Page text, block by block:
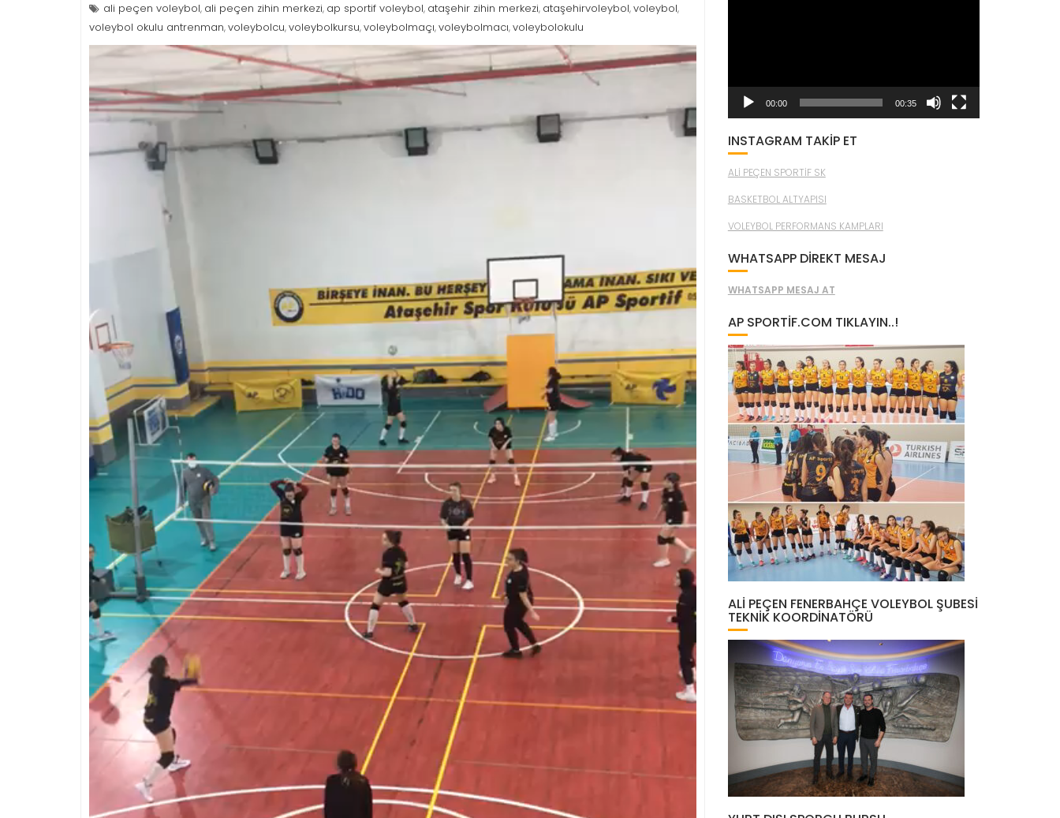
ali peçen voleybol, ali peçen zihin merkezi, ap sportif voleybol, ataşehir zihin merkezi, ataşehirvoleybol,voleybol,
voleybol okulu antrenman,voleybolcu,voleybolkursu,voleybolmaçı,voleybolmacı,voleybolokulu
00:00 00:35
INSTAGRAM TAKİP ET
ALİ PEÇEN SPORTİF SK
BASKETBOL ALTYAPISI
VOLEYBOL PERFORMANS KAMPLARI
WHATSAPP DİREKT MESAJ
WHATSAPP MESAJ AT
AP SPORTIF.COM TIKLAYIN..!
ALI PEÇEN FENERBAHÇE VOLEYBOL ŞUBESI
TEKNIK KOORDINATÖRÜ